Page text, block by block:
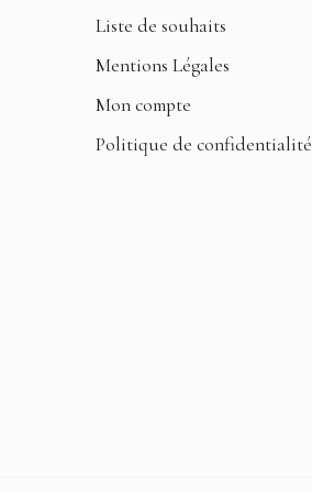
Liste de souhaits
Mentions Légales
Mon compte
Politique de confidentialité